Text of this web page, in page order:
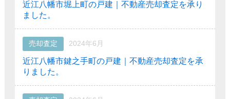
近江八幡市堀上町の戸建｜不動産売却査定を承り
ました。
売却査定 2024年6月
近江八幡市鍵之手町の戸建｜不動産売却査定を承
りました。